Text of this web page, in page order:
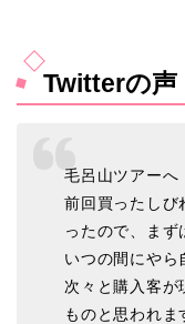
Twitterの声
毛呂山ツアーへ
前回買ったしび
ったので、まず
いつの間にやら
次々と購入客が
ものと思われま